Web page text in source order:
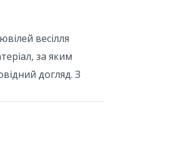
весілля
за яким
догляд. З